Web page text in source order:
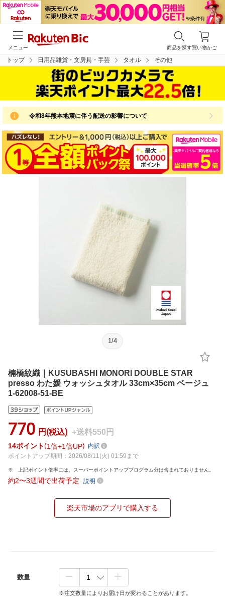
買い物かご
商品を探す
メニュー
トップ 日用品雑貨・文房具・手芸 タオル その他
令和8年熊本地震に伴う配送の影響について
1 /4
楠橋紋織｜KUSUBASHI MONORI DOUBLE STAR
presso わた媛 ウォッシュタオル 33cm×35cm ベージュ
1-62008-51-BE
770 円(税込) +送料550円
14ポイント 1倍 1倍UP
内訳
ポイントアップ期間：2026/08/11(火) 01:59まで
上記ポイント倍率には、スーパーポイントアッププログラム分は含まれておりません。
約2〜3週間で出荷予定 説明
楽天市場のアプリで購入する
数量
※注文数量によりお届け日が変わることがあります。